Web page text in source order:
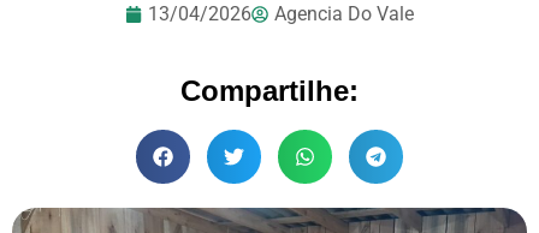
13/04/2026 Agencia Do Vale
Compartilhe: